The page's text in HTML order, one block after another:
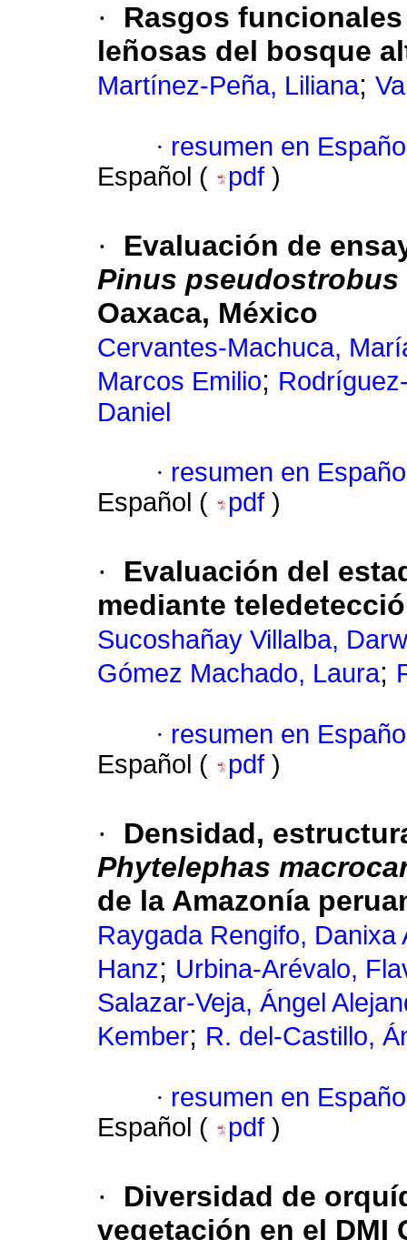
·
Rasgos
leñosas del bosque
Martínez-Peña, Liliana;
· resumen en
Español (
pdf )
·
Evaluación de
Pinus pseudostrobus
Oaxaca, México
Cervantes-Machuca,
Marcos Emilio;
Daniel
· resumen en
Español (
pdf )
·
Evaluación del
mediante
Sucoshañay Villalba,
Gómez Machado, Laura;
· resumen en
Español (
pdf )
·
Densidad,
Phytelephas
de la Amazonía
Raygada Rengifo, Danixa
Hanz; Urbina-Arévalo,
Salazar-Veja, Ángel
Kember; R. del-Castillo,
· resumen en
Español (
pdf )
·
Diversidad de
vegetación en el DMI